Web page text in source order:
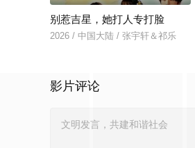
别惹吉星，她打人专打脸
2026 / 中国大陆 / 张宇轩＆祁乐
影片评论